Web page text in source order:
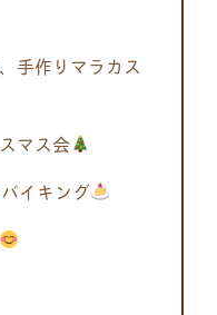
手作りマラカス
マス会
イキング